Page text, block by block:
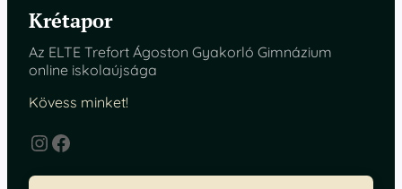
Krétapor
Az ELTE Trefort Ágoston Gyakorló Gimnázium
online iskolaújsága
Kövess minket!
InstagramFacebook